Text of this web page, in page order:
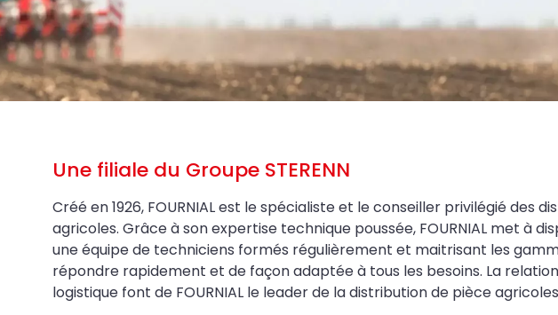
Une filiale du Groupe STERENN
Créé en 1926, FOURNIAL est le spécialiste et le conseiller privilégié des
agricoles. Grâce à son expertise technique poussée, FOURNIAL met à
une équipe de techniciens formés régulièrement et maitrisant les
répondre rapidement et de façon adaptée à tous les besoins. La
logistique font de FOURNIAL le leader de la distribution de pièce